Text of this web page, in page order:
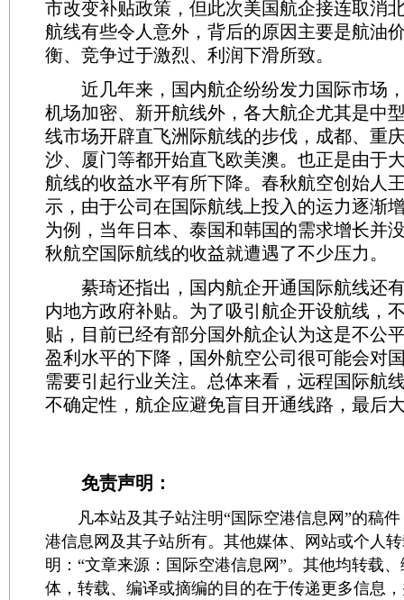
市改变补贴政策，但此次美国航企接连取消
航线有些令人意外，背后的原因主要是航油
衡、竞争过于激烈、利润下滑所致。
近几年来，国内航企纷纷发力国际市场
机场加密、新开航线外，各大航企尤其是中
线市场开辟直飞洲际航线的步伐，成都、重
沙、厦门等都开始直飞欧美澳。也正是由于
航线的收益水平有所下降。春秋航空创始人
示，由于公司在国际航线上投入的运力逐渐
为例，当年日本、泰国和韩国的需求增长并
秋航空国际航线的收益就遭遇了不少压力。
綦琦还指出，国内航企开通国际航线还
内地方政府补贴。为了吸引航企开设航线，
贴，目前已经有部分国外航企认为这是不公
盈利水平的下降，国外航空公司很可能会对
需要引起行业关注。总体来看，远程国际航
不确定性，航企应避免盲目开通线路，最后
免责声明：
凡本站及其子站注明“国际空港信息网”的稿件
港信息网及其子站所有。其他媒体、网站或个人
明：“文章来源：国际空港信息网”。其他均转载
体，转载、编译或摘编的目的在于传递更多信息